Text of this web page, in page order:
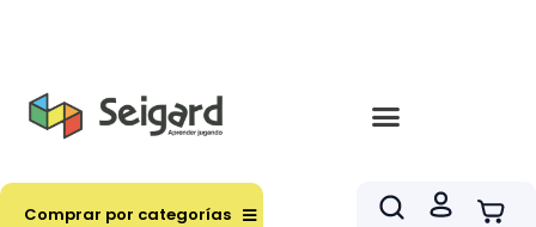
Comprar por categorías